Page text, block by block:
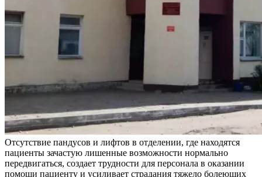
Отсутствие пандусов и лифтов в отделении, где находятся
пациенты зачастую лишенные возможности нормально
передвигаться, создает трудности для персонала в оказании
помощи пациенту и усиливает страдания тяжело болеющих